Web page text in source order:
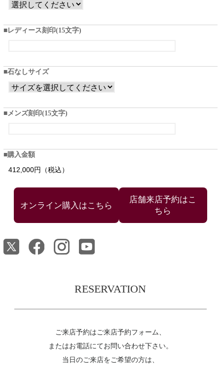
レディース刻印(15文字)
石なしサイズ
メンズ刻印(15文字)
購入金額
412,000円（税込）
店舗来店予約はこ
ちら
RESERVATION
ご来店予約はご来店予約フォーム、
またはお電話にてお問い合わせ下さい。
当日のご来店をご希望の方は、